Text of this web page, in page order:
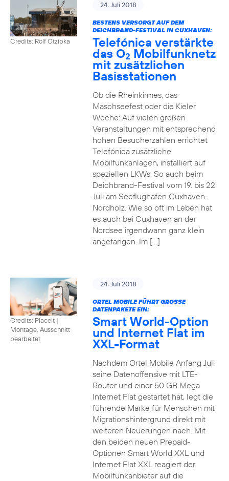
Credits: Rolf Otzipka
24. Juli 2018
BESTENS VERSORGT AUF DEM
DEICHBRAND-FESTIVAL IN CUXHAVEN:
Telefónica verstärkte
das O2 Mobilfunknetz
mit zusätzlichen
Basisstationen
Ob die Rheinkirmes, das
Maschseefest oder die Kieler
Woche: Auf vielen großen
Veranstaltungen mit entsprechend
hohen Besucherzahlen errichtet
Telefónica zusätzliche
Mobilfunkanlagen, installiert auf
speziellen LKWs. So auch beim
Deichbrand-Festival vom 19. bis 22.
Juli am Seeflughafen Cuxhaven-
Nordholz. Wie so oft im Leben hat
es auch bei Cuxhaven an der
Nordsee irgendwann ganz klein
angefangen. Im […]
Credits: Placeit |
Montage, Ausschnitt
bearbeitet
24. Juli 2018
ORTEL MOBILE FÜHRT GROSSE D
ATENPAKETE EIN:
Smart World-Option
und Internet Flat im
XXL-Format
Nachdem Ortel Mobile Anfang Juli
seine Datenoffensive mit LTE-
Router und einer 50 GB Mega
Internet Flat gestartet hat, legt die
führende Marke für Menschen mit
Migrationshintergrund direkt mit
weiteren Neuerungen nach. Mit
den beiden neuen Prepaid-
Optionen Smart World XXL und
Internet Flat XXL reagiert der
Mobilfunkanbieter auf die